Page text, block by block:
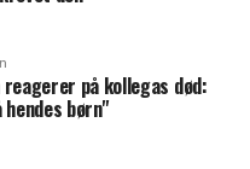
reagerer på kollegas død:
børn"